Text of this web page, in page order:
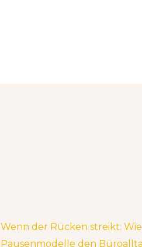
Wenn der Rücken streikt:
Pausenmodelle den